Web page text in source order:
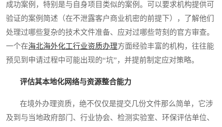
成功案例，特别是与自身项目类似的案例。可以要求机构提供可
验证的案例简述（在不泄露客户商业机密的前提下），了解他们
处理过哪些复杂的技术文件准备、应对过哪些苛刻的官方审查。
一个在海北海外化工行业资质办理方面经验丰富的机构，往往能
预见到申请过程中可能出现的“坑”，并提前制定应对策略。
评估其本地化网络与资源整合能力
在境外办理资质，绝不仅仅是提交几份文件那么简单，它涉
及到与当地政府部门、行业协会、检测实验室、环保评估单位、